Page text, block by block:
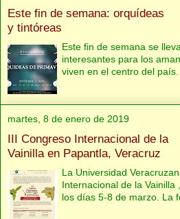
Este fin de semana: orquídeas
y tintóreas
Este fin de semana se
interesantes para los
viven en el centro del
martes, 8 de enero de 2019
III Congreso Internacional de la
Vainilla en Papantla, Veracruz
La Universidad
Internacional de la
los días 5-8 de marzo. La